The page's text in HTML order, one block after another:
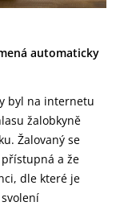
automaticky
byl na internetu
žalobkyně
Žalovaný se
a že
dle které je